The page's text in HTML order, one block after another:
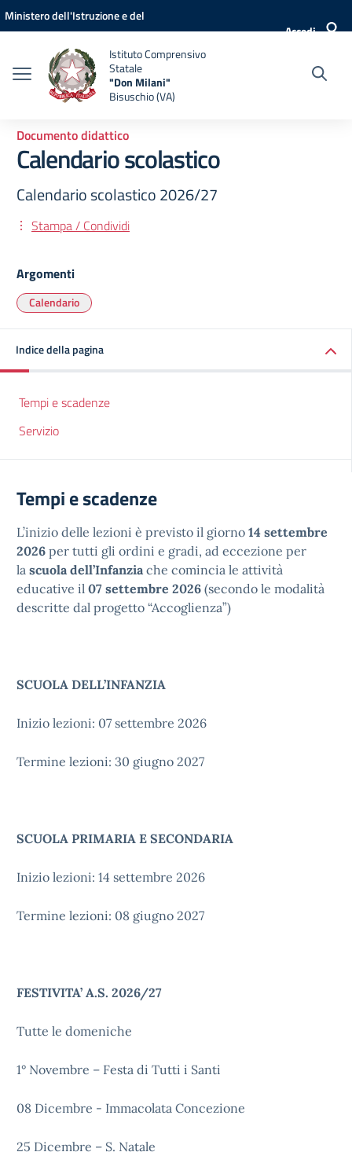
Vai ai contenuti
Vai al menu di navigazione
Vai al footer
Ministero dell'Istruzione e del
Accedi
Istituto Comprensivo
Statale
"Don Milani"
Bisuschio (VA)
Documento didattico
Calendario scolastico
Calendario scolastico 2026/27
Stampa / Condividi
Argomenti
Calendario
Indice della pagina
Tempi e scadenze
Servizio
Tempi e scadenze
L’inizio delle lezioni è previsto il giorno 14 settembre
2026 per tutti gli ordini e gradi, ad eccezione per
la scuola dell’Infanziache comincia le attività
educative il 07 settembre 2026 (secondo le modalità
descritte dal progetto “Accoglienza”)
SCUOLA DELL’INFANZIA
Inizio lezioni: 07 settembre 2026
Termine lezioni: 30 giugno 2027
SCUOLA PRIMARIA E SECONDARIA
Inizio lezioni: 14 settembre 2026
Termine lezioni: 08 giugno 2027
FESTIVITA’ A.S. 2026/27
Tutte le domeniche
1° Novembre – Festa di Tutti i Santi
08 Dicembre - Immacolata Concezione
25 Dicembre – S. Natale